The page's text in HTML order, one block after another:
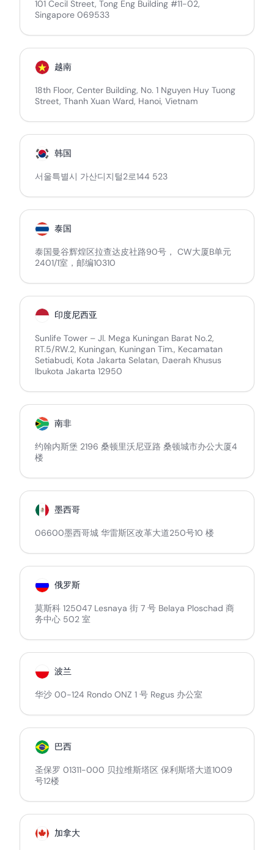
101 Cecil Street, Tong Eng Building #11-02,
Singapore 069533
越南
18th Floor, Center Building, No. 1 Nguyen Huy Tuong
Street, Thanh Xuan Ward, Hanoi, Vietnam
韩国
서울특별시 가산디지털2로144 523
泰国
泰国曼谷辉煌区拉查达皮社路90号， CW大厦B单元
2401/1室，邮编10310
印度尼西亚
Sunlife Tower – Jl. Mega Kuningan Barat No.2,
RT.5/RW.2, Kuningan, Kuningan Tim., Kecamatan
Setiabudi, Kota Jakarta Selatan, Daerah Khusus
Ibukota Jakarta 12950
南非
约翰内斯堡 2196 桑顿里沃尼亚路 桑顿城市办公大厦4
楼
墨西哥
06600墨西哥城 华雷斯区改革大道250号10 楼
俄罗斯
莫斯科 125047 Lesnaya 街 7 号 Belaya Ploschad 商
务中心 502 室
波兰
华沙 00-124 Rondo ONZ 1 号 Regus 办公室
巴西
圣保罗 01311-000 贝拉维斯塔区 保利斯塔大道1009
号12楼
加拿大